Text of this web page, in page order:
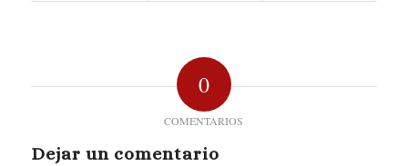
0
COMENTARIOS
Dejar un comentario